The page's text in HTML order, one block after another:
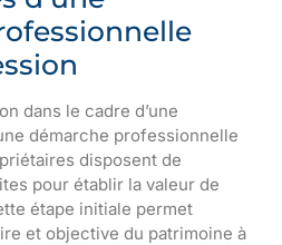
dans le cadre d’une
démarche professionnelle
disposent de
pour établir la valeur de
étape initiale permet
et objective du patrimoine à